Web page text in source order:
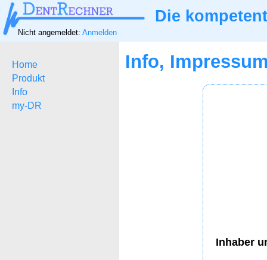
Die
Nicht angemeldet: Anmelden
Home
Produkt
Info
my-DR
Info,
Inhaber